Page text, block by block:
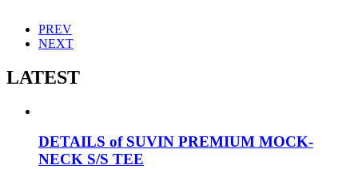
PREV
NEXT
LATEST
DETAILS of SUVIN PREMIUM MOCK-
NECK S/S TEE